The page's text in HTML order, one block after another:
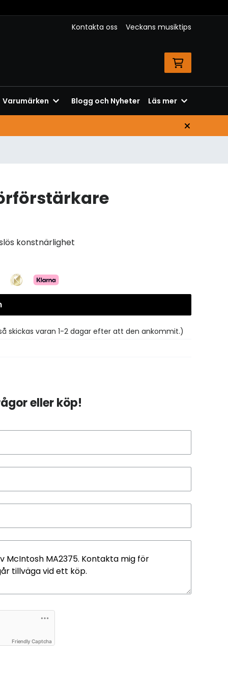
Kontakta oss Veckans musiktips
Varumärken Blogg och Nyheter Läs mer
konstnärlighet
skickas varan 1-2 dagar efter att den ankommit.)
eller köp!
Friendly Captcha